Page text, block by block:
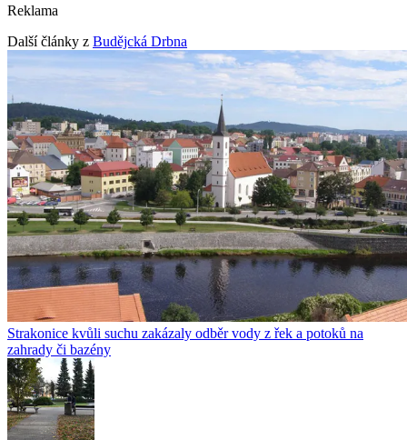
Reklama
Další články z Budějcká Drbna
Strakonice kvůli suchu zakázaly odběr vody z řek a potoků na
zahrady či bazény